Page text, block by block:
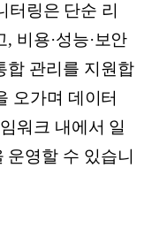
터링은 단순 리
비용·성능·보안
합 관리를 지원합
오가며 데이터
워크 내에서 일
영할 수 있습니